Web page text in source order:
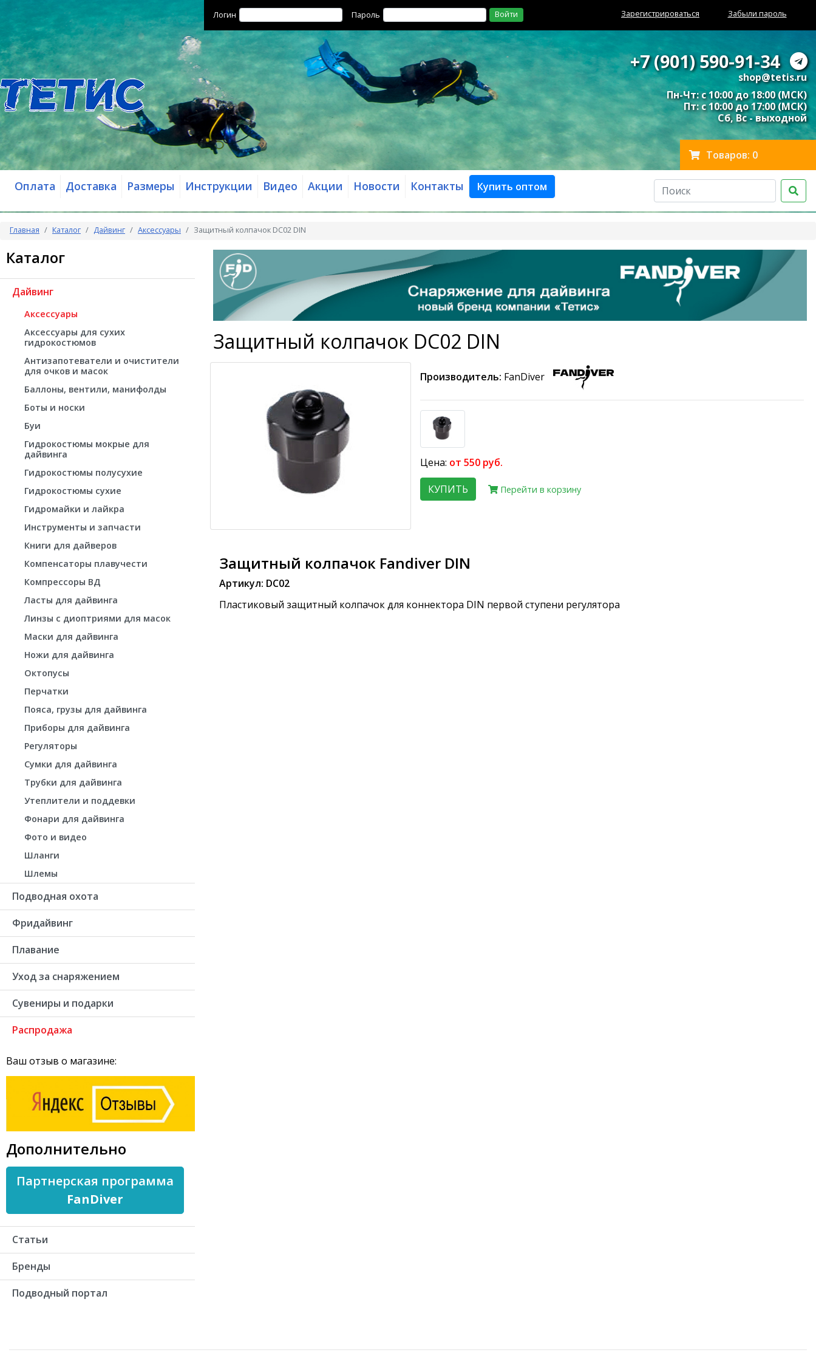
Логин Пароль Войти Зарегистрироваться Забыли пароль
+7 (901) 590-91-34
shop@tetis.ru
Пн-Чт: с 10:00 до 18:00 (МСК)
Пт: с 10:00 до 17:00 (МСК)
Сб, Вс - выходной
Товаров: 0
Оплата Доставка Размеры Инструкции Видео Акции Новости Контакты Купить оптом
Главная Каталог Дайвинг Аксессуары Защитный колпачок DC02 DIN
Каталог
Дайвинг
Аксессуары
Аксессуары для сухих
гидрокостюмов
Антизапотеватели и очистители
для очков и масок
Баллоны, вентили, манифолды
Боты и носки
Буи
Гидрокостюмы мокрые для
дайвинга
Гидрокостюмы полусухие
Гидрокостюмы сухие
Гидромайки и лайкра
Инструменты и запчасти
Книги для дайверов
Компенсаторы плавучести
Компрессоры ВД
Ласты для дайвинга
Линзы с диоптриями для масок
Маски для дайвинга
Ножи для дайвинга
Октопусы
Перчатки
Пояса, грузы для дайвинга
Приборы для дайвинга
Регуляторы
Сумки для дайвинга
Трубки для дайвинга
Утеплители и поддевки
Фонари для дайвинга
Фото и видео
Шланги
Шлемы
Подводная охота
Фридайвинг
Плавание
Уход за снаряжением
Сувениры и подарки
Распродажа
Ваш отзыв о магазине:
Дополнительно
Партнерская программа
FanDiver
Статьи
Бренды
Подводный портал
Защитный колпачок DC02 DIN
Производитель: FanDiver
Цена: от 550 руб.
КУПИТЬ
Перейти в корзину
Защитный колпачок Fandiver DIN
Артикул: DC02
Пластиковый защитный колпачок для коннектора DIN первой ступени регулятора